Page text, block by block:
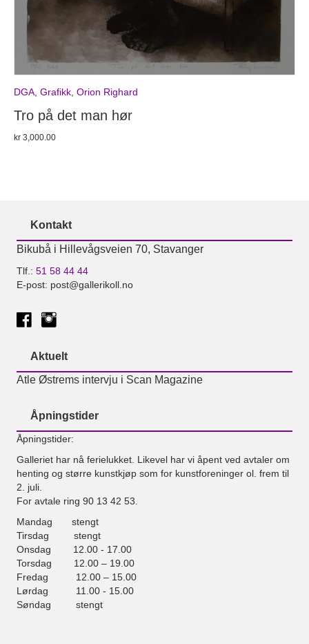
DGA, Grafikk, Orion Righard
Tro på det man hør
kr 3,000.00
Kontakt
Bikubå i Hillevågsveien 70, Stavanger
Tlf.: 51 58 44 44
E-post: post@gallerikoll.no
Aktuelt
Atle Østrems intervju i Scan Magazine
Åpningstider
Åpningstider:
Galleriet har nå ferielukket. Likevel har vi åpent ved avtaler om
henting og større kunstkjøp som for kunstforeninger ol. frem til
2. juli.
For avtale ring 90 13 42 53.
Mandag stengt
Tirsdag stengt
Onsdag 12.00 - 17.00
Torsdag 12.00 – 19.00
Fredag 12.00 – 15.00
Lørdag 11.00 - 15.00
Søndag stengt